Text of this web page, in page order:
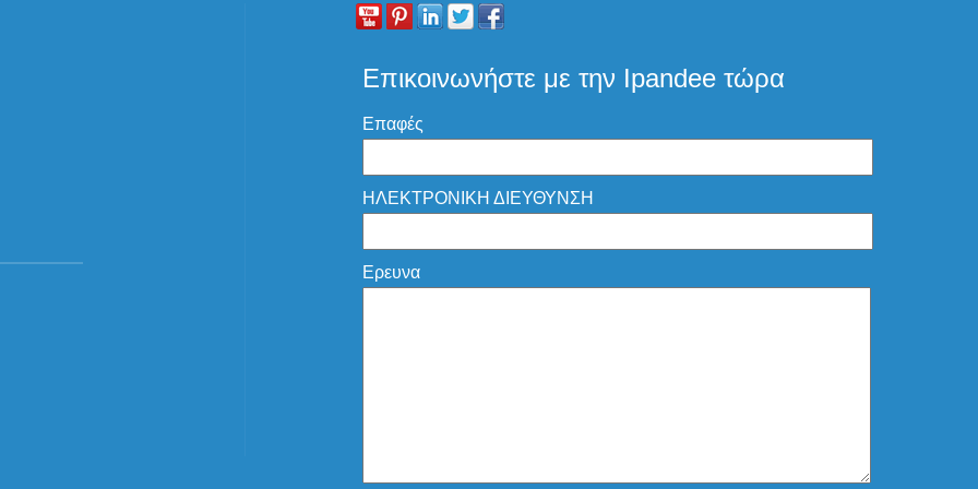
Επικοινωνήστε με την Ipandee τώρα
Επαφές
ΗΛΕΚΤΡΟΝΙΚΗ ΔΙΕΥΘΥΝΣΗ
Ερευνα